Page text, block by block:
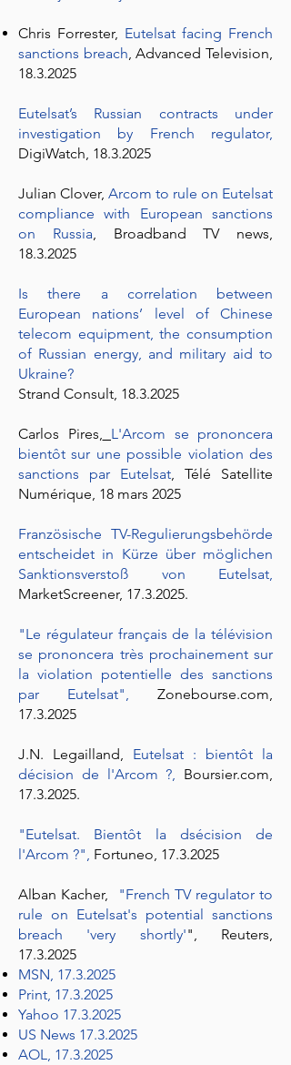
Chris Forrester, Eutelsat facing French
sanctions breach, Advanced Television,
18.3.2025
Eutelsat’s Russian contracts under
investigation by French regulator,
DigiWatch, 18.3.2025
Julian Clover, Arcom to rule on Eutelsat
compliance with European sanctions
on Russia, Broadband TV news,
18.3.2025
Is there a correlation between
European nations’ level of Chinese
telecom equipment, the consumption
of Russian energy, and military aid to
Ukraine?
Strand Consult, 18.3.2025
Carlos Pires, L'Arcom se prononcera
bientôt sur une possible violation des
sanctions par Eutelsat, Télé Satellite
Numérique, 18 mars 2025
Französische TV-Regulierungsbehörde
entscheidet in Kürze über möglichen
Sanktionsverstoß von Eutelsat,
MarketScreener, 17.3.2025.
"Le régulateur français de la télévision
se prononcera très prochainement sur
la violation potentielle des sanctions
par Eutelsat", Zonebourse.com,
17.3.2025
J.N. Legailland, Eutelsat : bientôt la
décision de l'Arcom ?, Boursier.com,
17.3.2025.
"Eutelsat. Bientôt la dsécision de
l'Arcom ?", Fortuneo, 17.3.2025
Alban Kacher,
"French TV regulator to
rule on Eutelsat's potential sanctions
breach 'very shortly'", Reuters,
17.3.2025
MSN, 17.3.2025
Print, 17.3.2025
Yahoo 17.3.2025
US News 17.3.2025
AOL, 17.3.2025